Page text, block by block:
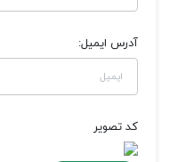
آدرس ایمیل:
کد تصویر